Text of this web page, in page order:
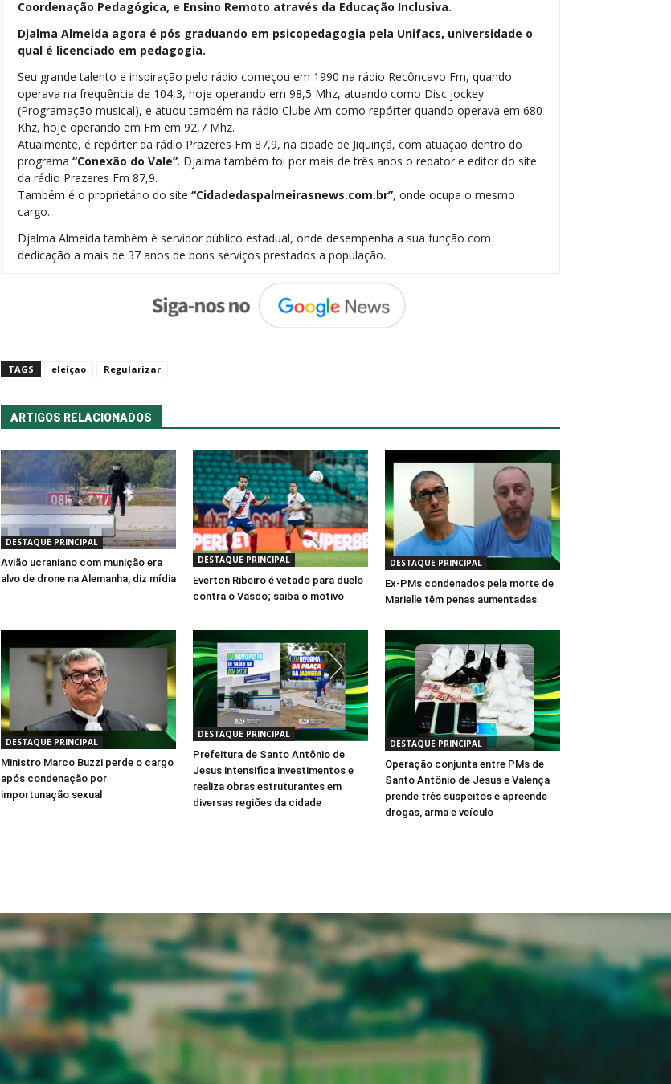
Coordenação Pedagógica, e Ensino Remoto através da Educação Inclusiva.
Djalma Almeida agora é pós graduando em psicopedagogia pela Unifacs, universidade o
qual é licenciado em pedagogia.
Seu grande talento e inspiração pelo rádio começou em 1990 na rádio Recôncavo Fm, quando
operava na frequência de 104,3, hoje operando em 98,5 Mhz, atuando como Disc jockey
(Programação musical), e atuou também na rádio Clube Am como repórter quando operava em 680
Khz, hoje operando em Fm em 92,7 Mhz.
Atualmente, é repórter da rádio Prazeres Fm 87,9, na cidade de Jiquiriçá, com atuação dentro do
programa “Conexão do Vale”. Djalma também foi por mais de três anos o redator e editor do site
da rádio Prazeres Fm 87,9.
Também é o proprietário do site “Cidadedaspalmeirasnews.com.br”, onde ocupa o mesmo
cargo.
Djalma Almeida também é servidor público estadual, onde desempenha a sua função com
dedicação a mais de 37 anos de bons serviços prestados a população.
TAGS eleiçao Regularizar
ARTIGOS RELACIONADOS
DESTAQUE PRINCIPAL
Avião ucraniano com munição era
alvo de drone na Alemanha, diz mídia
DESTAQUE PRINCIPAL
Everton Ribeiro é vetado para duelo
contra o Vasco; saiba o motivo
DESTAQUE PRINCIPAL
Ex-PMs condenados pela morte de
Marielle têm penas aumentadas
DESTAQUE PRINCIPAL
Ministro Marco Buzzi perde o cargo
após condenação por
importunação sexual
DESTAQUE PRINCIPAL
Prefeitura de Santo Antônio de
Jesus intensifica investimentos e
realiza obras estruturantes em
diversas regiões da cidade
DESTAQUE PRINCIPAL
Operação conjunta entre PMs de
Santo Antônio de Jesus e Valença
prende três suspeitos e apreende
drogas, arma e veículo